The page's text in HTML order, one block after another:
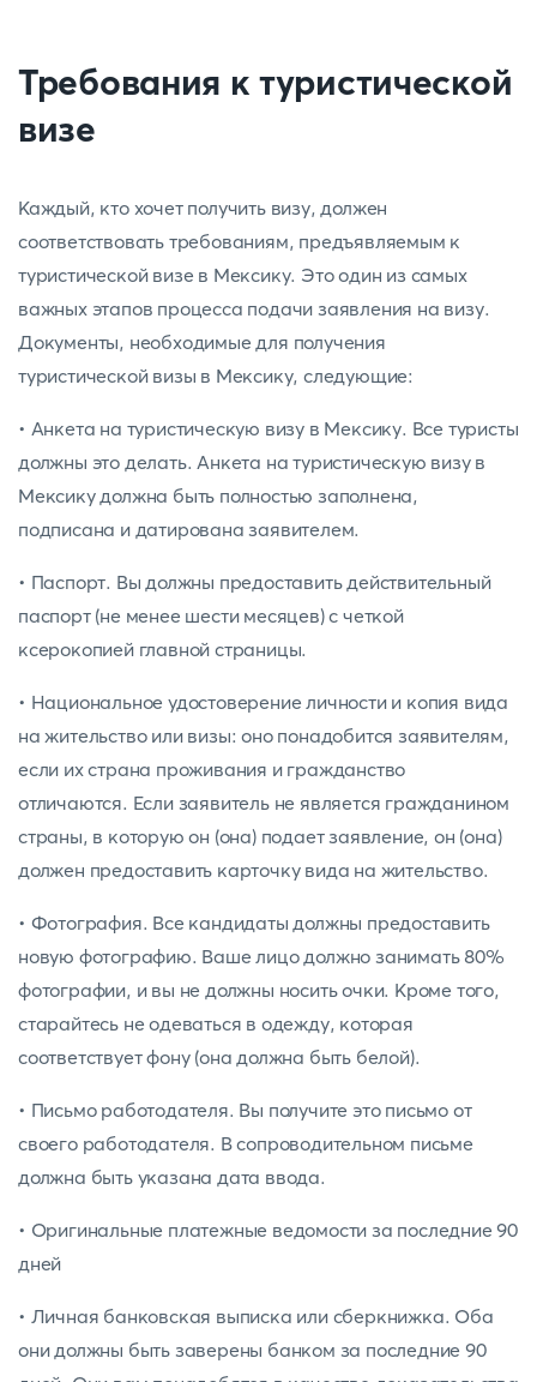
Требования к туристической
визе
Каждый, кто хочет получить визу, должен
соответствовать требованиям, предъявляемым к
туристической визе в Мексику. Это один из самых
важных этапов процесса подачи заявления на визу.
Документы, необходимые для получения
туристической визы в Мексику, следующие:
• Анкета на туристическую визу в Мексику. Все туристы
должны это делать. Анкета на туристическую визу в
Мексику должна быть полностью заполнена,
подписана и датирована заявителем.
• Паспорт. Вы должны предоставить действительный
паспорт (не менее шести месяцев) с четкой
ксерокопией главной страницы.
• Национальное удостоверение личности и копия вида
на жительство или визы: оно понадобится заявителям,
если их страна проживания и гражданство
отличаются. Если заявитель не является гражданином
страны, в которую он (она) подает заявление, он (она)
должен предоставить карточку вида на жительство.
• Фотография. Все кандидаты должны предоставить
новую фотографию. Ваше лицо должно занимать 80%
фотографии, и вы не должны носить очки. Кроме того,
старайтесь не одеваться в одежду, которая
соответствует фону (она должна быть белой).
• Письмо работодателя. Вы получите это письмо от
своего работодателя. В сопроводительном письме
должна быть указана дата ввода.
• Оригинальные платежные ведомости за последние 90
дней
• Личная банковская выписка или сберкнижка. Оба
они должны быть заверены банком за последние 90